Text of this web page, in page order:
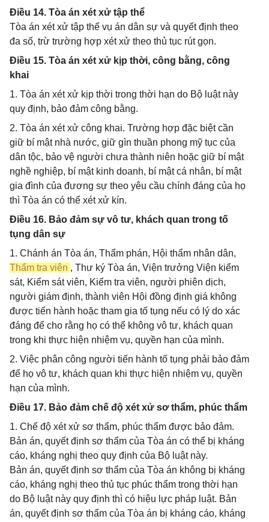
Điều 14. Tòa án xét xử tập thể
Tòa án xét xử tập thể vụ án dân sự và quyết định theo
đa số, trừ trường hợp xét xử theo thủ tục rút gọn.
Điều 15. Tòa án xét xử kịp thời, công bằng, công
khai
1. Tòa án xét xử kịp thời trong thời hạn do Bộ luật này
quy định, bảo đảm công bằng.
2. Tòa án xét xử công khai. Trường hợp đặc biệt cần
giữ bí mật nhà nước, giữ gìn thuần phong mỹ tục của
dân tộc, bảo vệ người chưa thành niên hoặc giữ bí mật
nghề nghiệp, bí mật kinh doanh, bí mật cá nhân, bí mật
gia đình của đương sự theo yêu cầu chính đáng của họ
thì Tòa án có thể xét xử kín.
Điều 16. Bảo đảm sự vô tư, khách quan trong tố
tụng dân sự
1. Chánh án Tòa án, Thẩm phán, Hội thẩm nhân dân,
Thẩm tra viên , Thư ký Tòa án, Viện trưởng Viện kiểm
sát, Kiểm sát viên, Kiểm tra viên, người phiên dịch,
người giám định, thành viên Hội đồng định giá không
được tiến hành hoặc tham gia tố tụng nếu có lý do xác
đáng để cho rằng họ có thể không vô tư, khách quan
trong khi thực hiện nhiệm vụ, quyền hạn của mình.
2. Việc phân công người tiến hành tố tụng phải bảo đảm
để họ vô tư, khách quan khi thực hiện nhiệm vụ, quyền
hạn của mình.
Điều 17. Bảo đảm chế độ xét xử sơ thẩm, phúc thẩm
1. Chế độ xét xử sơ thẩm, phúc thẩm được bảo đảm.
Bản án, quyết định sơ thẩm của Tòa án có thể bị kháng
cáo, kháng nghị theo quy định của Bộ luật này.
Bản án, quyết định sơ thẩm của Tòa án không bị kháng
cáo, kháng nghị theo thủ tục phúc thẩm trong thời hạn
do Bộ luật này quy định thì có hiệu lực pháp luật. Bản
án, quyết định sơ thẩm của Tòa án bị kháng cáo, kháng